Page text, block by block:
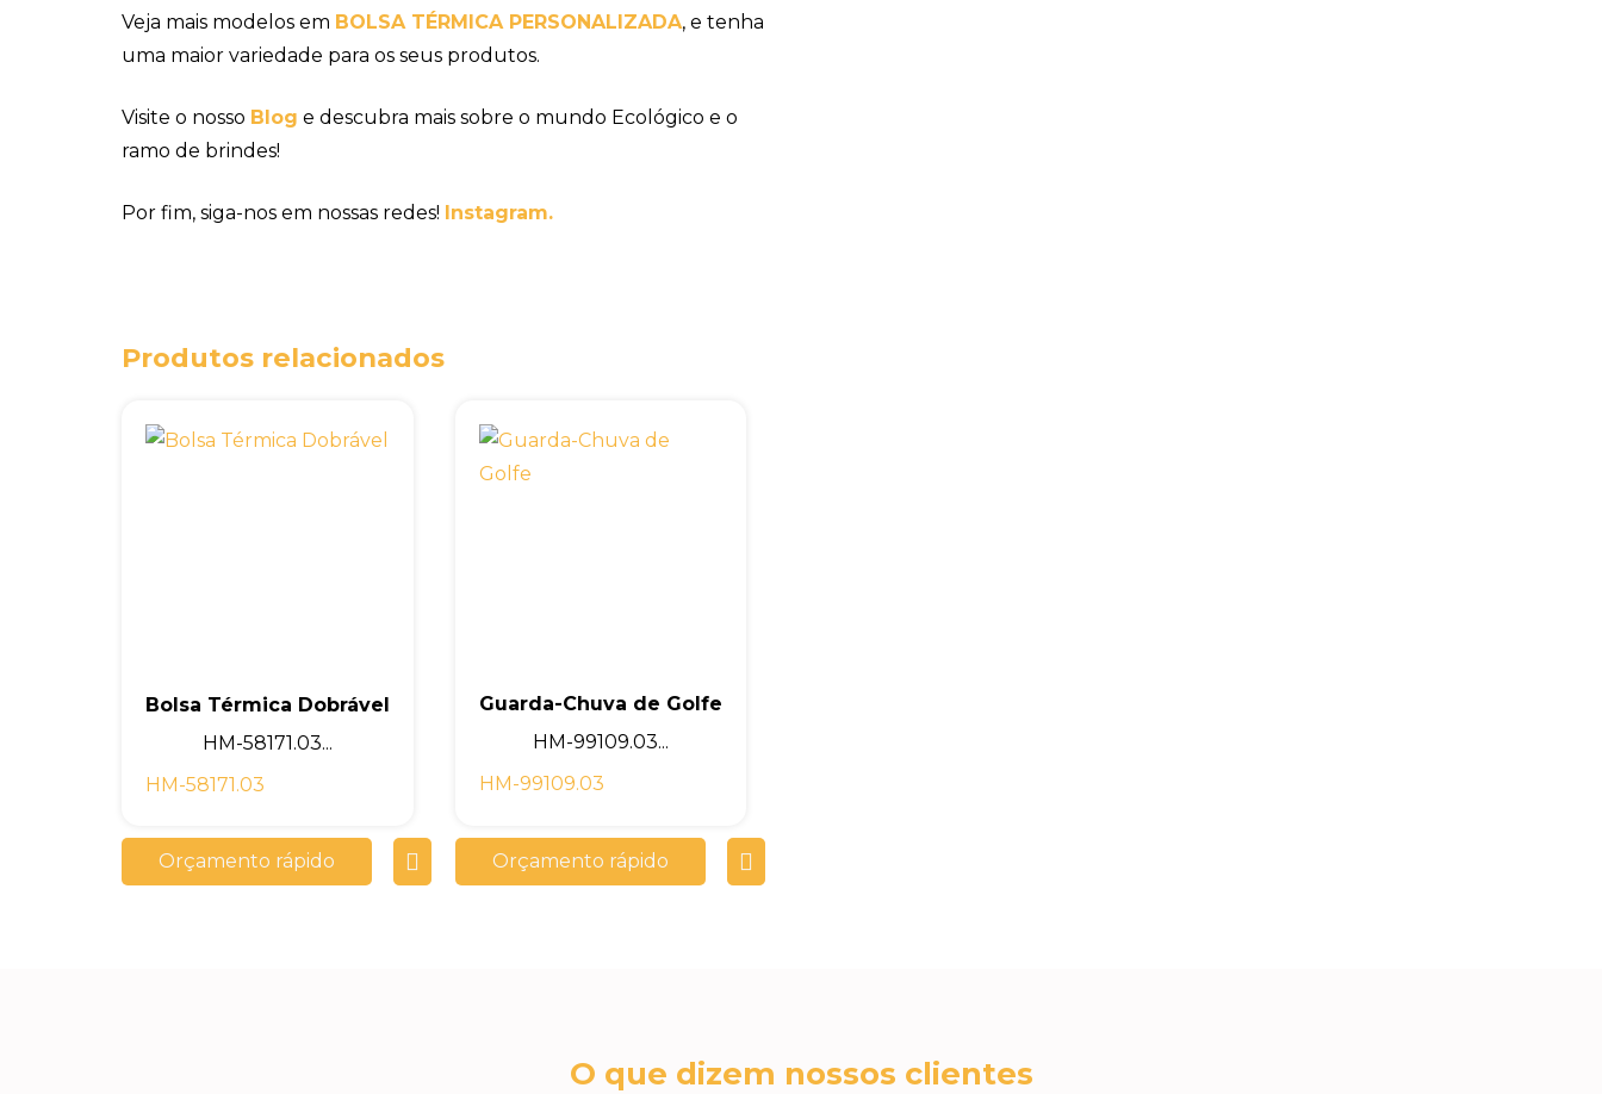
Veja mais modelos em BOLSA TÉRMICA PERSONALIZADA, e tenha
uma maior variedade para os seus produtos.
Visite o nosso Blog e descubra mais sobre o mundo Ecológico e o
ramo de brindes!
Por fim, siga-nos em nossas redes! Instagram.
Produtos relacionados
Bolsa Térmica Dobrável
HM-58171.03...
HM-58171.03
Orçamento rápido
Guarda-Chuva de Golfe
HM-99109.03...
HM-99109.03
Orçamento rápido
O que dizem nossos clientes